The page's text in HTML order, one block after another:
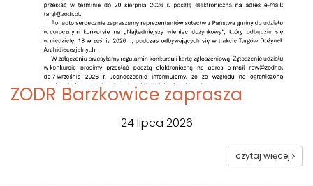
ZODR Barzkowice zaprasza
24 lipca 2026
czytaj więcej